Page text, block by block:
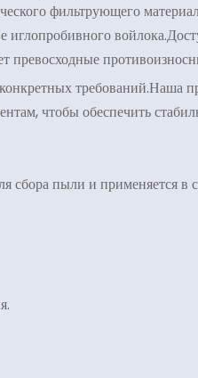
фильтрующего
требований.Наша
чтобы обеспечить
сбора пыли и применяется в